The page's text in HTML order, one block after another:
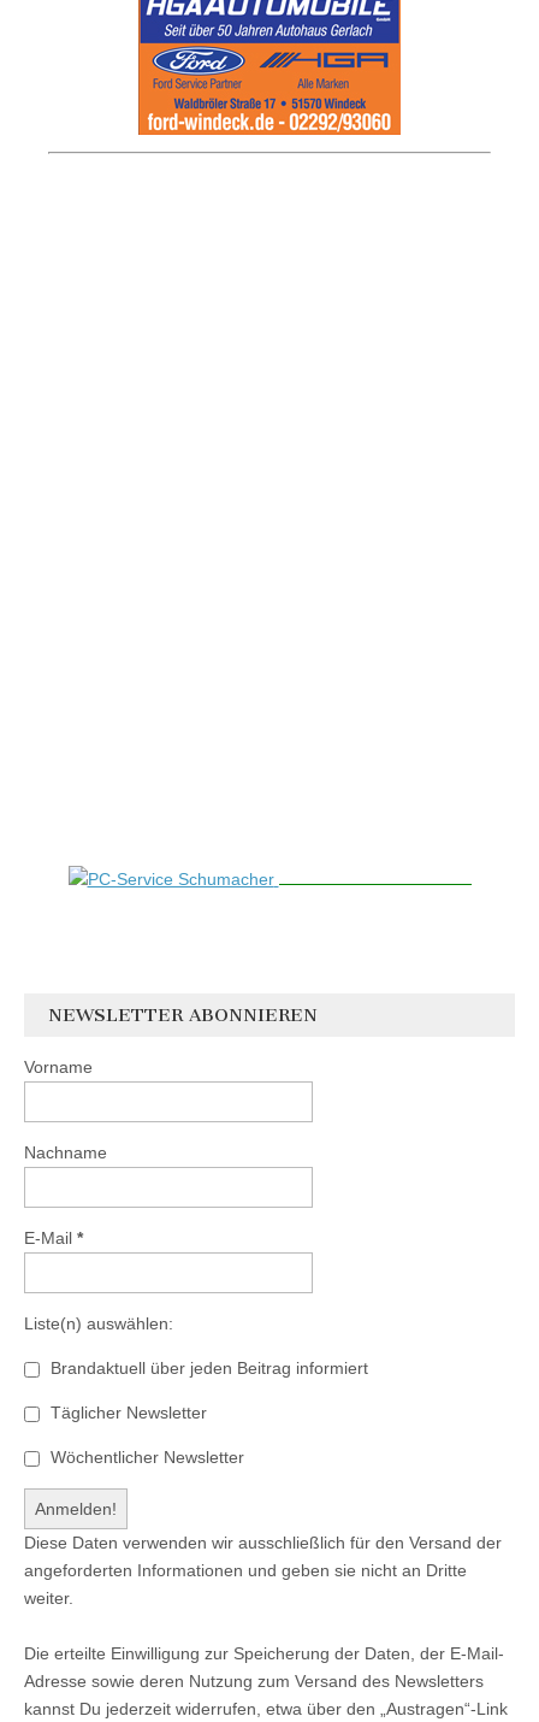
NEWSLETTER ABONNIEREN
Vorname
Nachname
E-Mail *
Liste(n) auswählen:
Brandaktuell über jeden Beitrag informiert
Täglicher Newsletter
Wöchentlicher Newsletter
Diese Daten verwenden wir ausschließlich für den Versand der
angeforderten Informationen und geben sie nicht an Dritte
weiter.
Die erteilte Einwilligung zur Speicherung der Daten, der E-Mail-
Adresse sowie deren Nutzung zum Versand des Newsletters
kannst Du jederzeit widerrufen, etwa über den „Austragen“-Link